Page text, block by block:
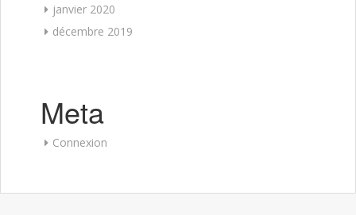
janvier 2020
décembre 2019
Meta
Connexion